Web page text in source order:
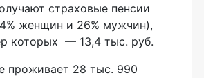
страховые пенсии
женщин и 26% мужчин),
которых — 13,4 тыс. руб.
проживает 28 тыс. 990